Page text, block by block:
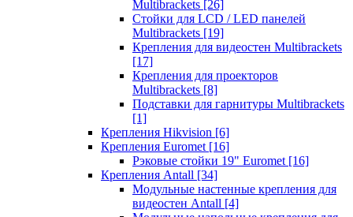
Multibrackets [26]
Стойки для LCD / LED панелей
Multibrackets [19]
Крепления для видеостен Multibrackets
[17]
Крепления для проекторов
Multibrackets [8]
Подставки для гарнитуры Multibrackets
[1]
Крепления Hikvision [6]
Крепления Euromet [16]
Рэковые стойки 19" Euromet [16]
Крепления Antall [34]
Модульные настенные крепления для
видеостен Antall [4]